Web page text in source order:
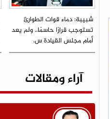
شبيبة: دماء قوات الطوارئ
تستوجب قرارًا حاسمًا.. ولم يعد
أمام مجلس القيادة س.
آراء ومقالات